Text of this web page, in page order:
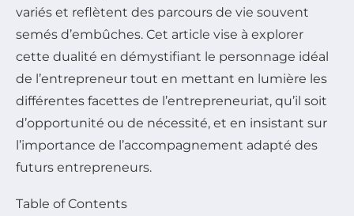
variés et reflètent des parcours de vie souvent
semés d’embûches. Cet article vise à explorer
cette dualité en démystifiant le personnage idéal
de l’entrepreneur tout en mettant en lumière les
différentes facettes de l’entrepreneuriat, qu’il soit
d’opportunité ou de nécessité, et en insistant sur
l’importance de l’accompagnement adapté des
futurs entrepreneurs.
Table of Contents